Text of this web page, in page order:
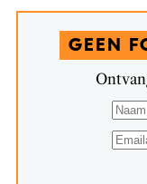
GEEN